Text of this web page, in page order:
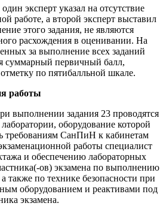
эксперт указал на отсутствие
работе, а второй эксперт выставил
этого задания, не являются
расхождения в оценивании. На
за выполнение всех заданий
суммарный первичный балл,
по пятибалльной шкале.
работы
выполнении задания 23 проводятся
оборудование которой
требованиям СанПиН к кабинетам
работы специалист
и обеспечению лабораторных
ов) экзамена по выполнению
также по технике безопасности при
оборудованием и реактивами под
экзамена.